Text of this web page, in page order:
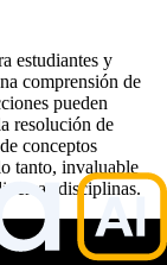
estudiantes y
comprensión de
pueden
resolución de
conceptos
tanto, invaluable
disciplinas.